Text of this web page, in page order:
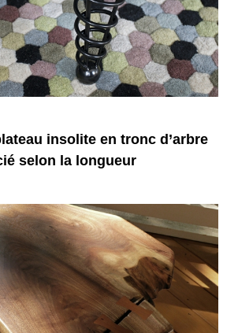
insolite en tronc d’arbre
selon la longueur